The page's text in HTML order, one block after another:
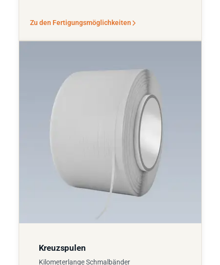
Zu den Fertigungsmöglichkeiten
Kreuzspulen
Kilometerlange Schmalbänder